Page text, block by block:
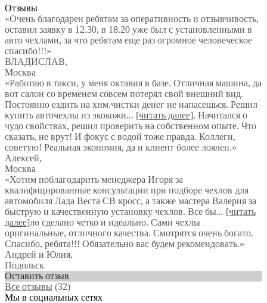
Отзывы
«Очень благодарен ребятам за оперативность и отзывчивость,
оставил заявку в 12.30, в 18.20 уже был с установленными в
авто чехлами, за что ребятам еще раз огромное человеческое
спасибо!!!»
ВЛАДИСЛАВ,
Москва
«Работаю в такси, у меня октавия в базе. Отличная машина, да
вот салон со временем совсем потерял свой внешний вид.
Постоянно ездить на хим.чистки денег не напасешься. Решил
купить авточехлы из экокожи... [читать далее]. Начитался о
чудо свойствах, решил проверить на собственном опыте. Что
сказать, не врут! И фокус с водой тоже правда. Коллеги,
советую! Реальная экономия, да и клиент более лоялен.»
Алексей,
Москва
«Хотим поблагодарить менеджера Игоря за
квалифицированные консультации при подборе чехлов для
автомобиля Лада Веста СВ кросс, а также мастера Валерия за
быструю и качественную установку чехлов. Все бы... [читать
далее]ло сделано четко и идеально. Сами чехлы
оригинальные, отличного качества. Смотрятся очень богато.
Спасибо, ребята!!! Обязательно вас будем рекомендовать.»
Андрей и Юлия,
Подольск
Оставить отзыв
Все отзывы (32)
Мы в социальных сетях